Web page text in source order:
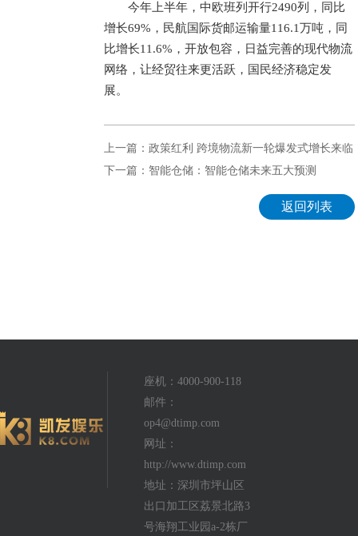
今年上半年，中欧班列开行2490列，同比
增长69%，民航国际货邮运输量116.1万吨，同
比增长11.6%，开放包容，日益完善的现代物流
网络，让经贸往来更活跃，国民经济稳定发
展。
上一篇：政策红利 跨境物流新一轮爆发式增长来临
下一篇：智能仓储：智能仓储未来五大预测
返回列表
座机：4000-900-118
邮件：
op4@dtimp.com
网址：
http://www.dtimp.com
地址：深圳市坪山区
出口加工区荔景北路3
号海翔工业园a-2栋厂